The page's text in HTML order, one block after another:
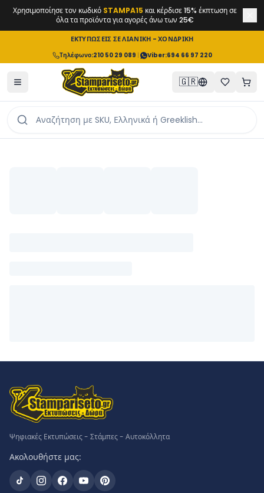
Χρησιμοποίησε τον κωδικό STAMPA15 και κέρδισε 15% έκπτωση σε
όλα τα προϊόντα για αγορές άνω των 25€
ΕΚΤΥΠΩΣΕΙΣ ΣΕ ΛΙΑΝΙΚΗ - ΧΟΝΔΡΙΚΗ
Τηλέφωνο:210 50 29 089 | Viber:694 66 97 220
🇬🇷
Ψηφιακές Εκτυπώσεις - Στάμπες - Αυτοκόλλητα
Ακολουθήστε μας: